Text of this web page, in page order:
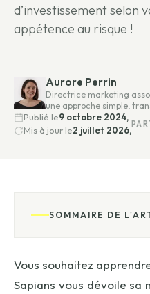
d’investissement selon
appétence au risque !
Aurore Perrin
Directrice marketing
une approche simple,
Publié le9 octobre 2024,
Mis à jour le2 juillet 2026,
SOMMAIRE DE
Vous souhaitez
Sapians vous dévoile sa